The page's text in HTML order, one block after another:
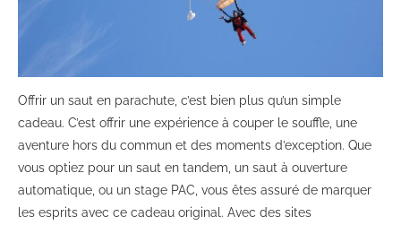
Offrir un saut en parachute, c’est bien plus qu’un simple
cadeau. C’est offrir une expérience à couper le souffle, une
aventure hors du commun et des moments d’exception. Que
vous optiez pour un saut en tandem, un saut à ouverture
automatique, ou un stage PAC, vous êtes assuré de marquer
les esprits avec ce cadeau original. Avec des sites